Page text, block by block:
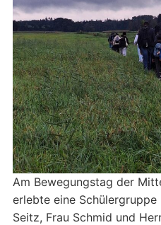
Am Bewegungstag der
erlebte eine
Seitz, Frau Schmid und